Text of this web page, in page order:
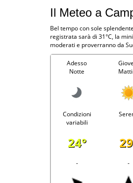
Il Meteo a
Bel tempo con sole
registrata sarà di 31°C, la
moderati e proverranno da
Adesso
Notte
Condizioni
variabili
24°
- -